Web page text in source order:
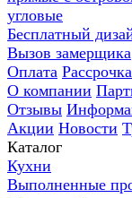
угловые
Бесплатный
Вызов замерщика
Оплата Рассрочка
О компании
Отзывы
Акции Новости
Каталог
Кухни
Выполненные